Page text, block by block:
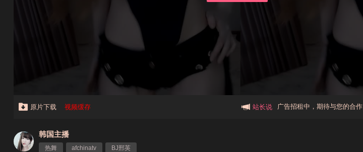
原片下载 视频缓存 站长说
本站大事件(19j网站发展历程)
新手报道,扫盲科普帖
广告招租中，期待与您的合作
韩国主播
热舞 afchinatv BJ邢英